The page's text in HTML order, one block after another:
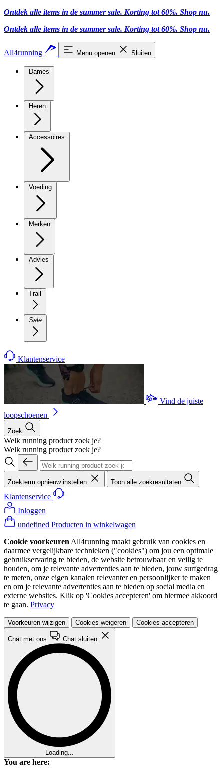
Ontdek alle items in de summer sale. Korting tot 60%. Shop nu.
Ontdek alle items in de summer sale. Korting tot 60%. Shop nu.
All4running Menu openen Sluiten
Dames
Heren
Accessoires
Voeding
Merken
Advies
Trail
Sale
Klantenservice
Vind de juiste
loopschoenen
Zoek
Welk running product zoek je?
Welk running product zoek je?
Zoekterm opnieuw instellen Toon alle zoekresultaten
Klantenservice
Inloggen
undefined Producten in winkelwagen
Cookie voorkeuren All4running maakt gebruik van cookies en
daarmee vergelijkbare technieken ("cookies") om jou een optimale
gebruikservaring te bieden, de website betrouwbaar en veilig te
houden, om je relevante advertenties aan te bieden, jouw surfgedrag
te meten, onze eigen kanalen relevanter en persoonlijker te maken
en om je relevante advertenties aan te bieden op social media en
externe websites. Klik op 'Cookies accepteren' om hiermee akkoord
te gaan. Privacy
Voorkeuren wijzigen Cookies weigeren Cookies accepteren
Chat met ons Chat sluiten
Loading...
You are here: